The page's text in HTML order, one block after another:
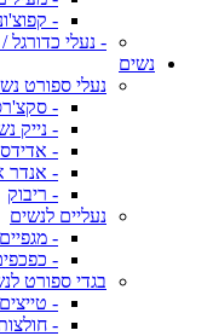
-
- נעלי כדורגל
נשים
נעלי ספורט
-
- נייק
- אדידס
- אנדר
- ריבוק
נעליים לנשים
-
-
בגדי ספורט
- טייצים
-